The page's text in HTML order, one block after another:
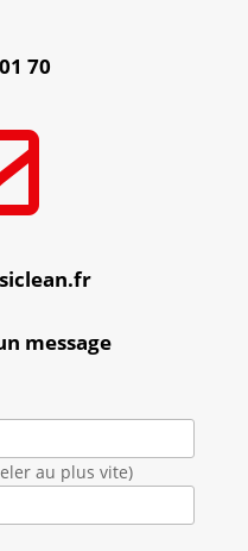
70
message
au plus vite)